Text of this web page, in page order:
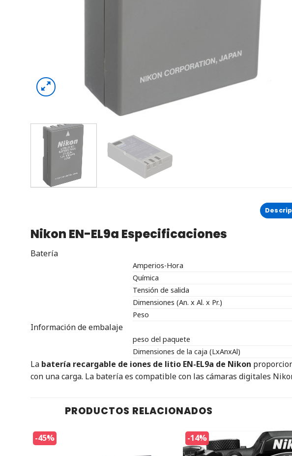
Nikon EN-EL9a Especificaciones
Batería
Amperios-Hora
Química
Tensión de salida
Dimensiones (An. x Al. x Pr.)
Peso
Información de embalaje
peso del paquete
Dimensiones de la caja (LxAnxAl)
La batería recargable de iones de litio EN-EL9a de Nikon
con una carga. La batería es compatible con las cámaras digitales
PRODUCTOS RELACIONADOS
-45% -14%